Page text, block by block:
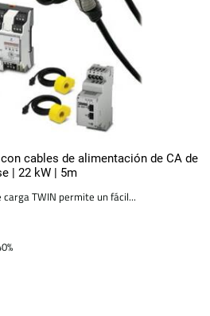
cables de alimentación de CA de
| 22 kW | 5m
TWIN permite un fácil...